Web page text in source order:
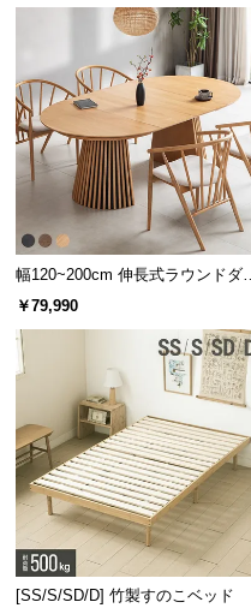
幅120~200cm 伸長式ラウンドダイ
ニングテーブル 6人掛け 天然木突
板 美しい格子デザイン
￥79,990
[SS/S/SD/D] 竹製すのこベッド